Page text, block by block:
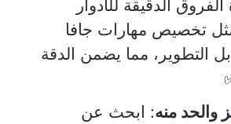
الفروق الدقيقة للأدوار
مثل تخصيص مهارات جافا
التطوير، مما يضمن الدقة
والحد منه: ابحث عن